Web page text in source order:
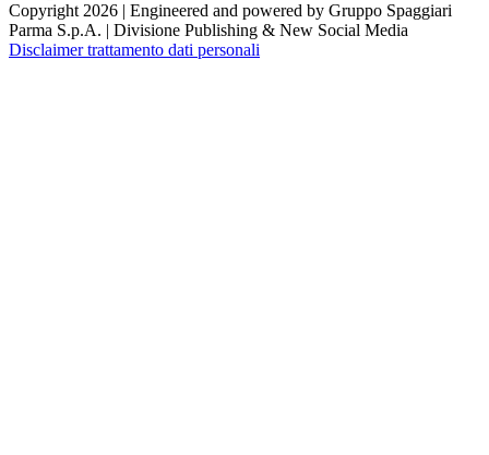
Copyright 2026 | Engineered and powered by Gruppo Spaggiari
Parma S.p.A. | Divisione Publishing & New Social Media
Disclaimer trattamento dati personali